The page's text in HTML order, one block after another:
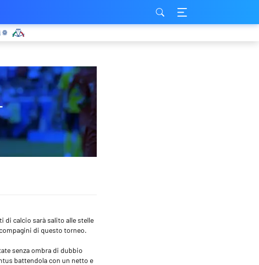
di calcio sarà salito alle stelle
di questo torneo.
senza ombra di dubbio
battendola con un netto e